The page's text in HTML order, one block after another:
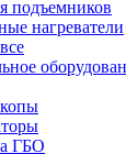
подъемников
нагреватели
ГБО